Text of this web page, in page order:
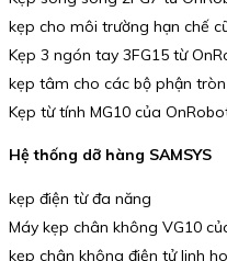
kẹp cho môi trường hạn chế
Kẹp 3 ngón tay 3FG15 từ
kẹp tâm cho các bộ phận tròn
Kẹp từ tính MG10 của
Hệ thống dỡ hàng SAMSYS
kẹp điện từ đa năng
Máy kẹp chân không VG10
kẹp chân không điện tử linh